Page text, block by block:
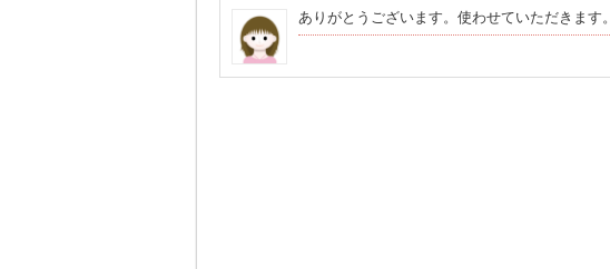
ありがとうございます。使わせていただきます。